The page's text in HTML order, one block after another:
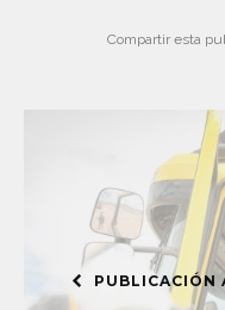
Compartir esta
PUBLICACIÓN